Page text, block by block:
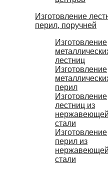
Изготовление
перил, поручней
Изготовление
лестниц
Изготовление
перил
Изготовление
лестниц из
стали
Изготовление
перил из
стали